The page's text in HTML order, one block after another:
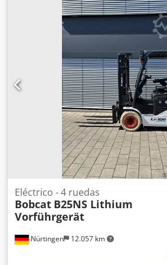
Nürtingen 12.057 km
Eléctrico - 4 ruedas
Bobcat B25NS Lithium
Vorführgerät